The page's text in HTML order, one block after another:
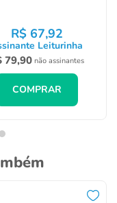
R$ 67,92
Leiturinha
79,90 não assinantes
COMPRAR